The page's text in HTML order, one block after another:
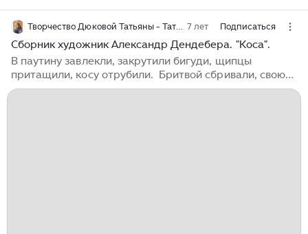
7 лет Подписаться
Сборник художник Александр Дендебера. "Коса".
В паутину завлекли, закрутили бигуди, щипцы
притащили, косу отрубили. Бритвой сбривали, свою
силу потеряли. А я косоньку свою достаю, в чемодан,